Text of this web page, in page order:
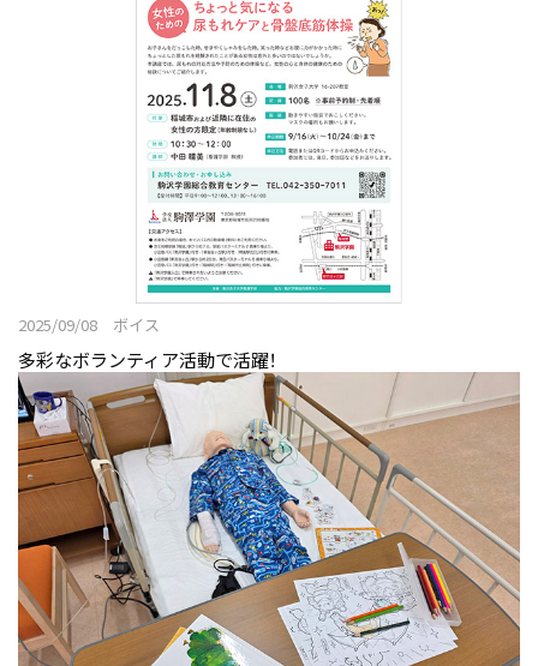
2025/09/08 ボイス
多彩なボランティア活動で活躍！